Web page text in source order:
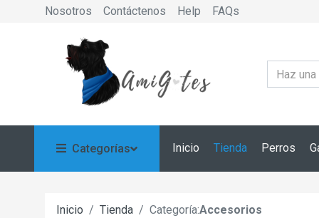
Nosotros Contáctenos Help FAQs
Categorías Inicio Tienda Perros
Inicio Tienda Categoría:Accesorios